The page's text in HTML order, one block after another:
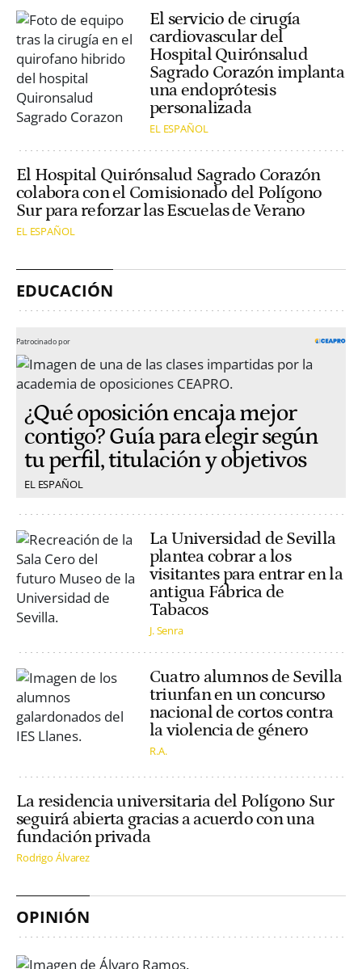
El servicio de cirugía
cardiovascular del
Hospital Quirónsalud
Sagrado Corazón implanta
una endoprótesis
personalizada
EL ESPAÑOL
El Hospital Quirónsalud Sagrado Corazón
colabora con el Comisionado del Polígono
Sur para reforzar las Escuelas de Verano
EL ESPAÑOL
EDUCACIÓN
Patrocinado por
¿Qué oposición encaja mejor
contigo? Guía para elegir según
tu perfil, titulación y objetivos
EL ESPAÑOL
La Universidad de Sevilla
plantea cobrar a los
visitantes para entrar en la
antigua Fábrica de
Tabacos
J. Senra
Cuatro alumnos de Sevilla
triunfan en un concurso
nacional de cortos contra
la violencia de género
R.A.
La residencia universitaria del Polígono Sur
seguirá abierta gracias a acuerdo con una
fundación privada
Rodrigo Álvarez
OPINIÓN